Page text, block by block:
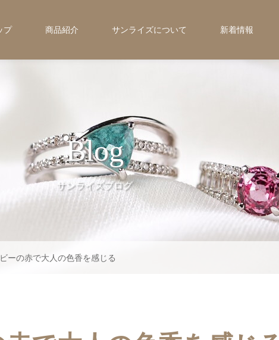
プ 商品紹介 サンライズについて 新着情報
Blog
サンライズブログ
ーの赤で大人の色香を感じる